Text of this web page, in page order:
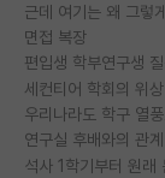
근데 여기는 왜 그렇
면접 복장
편입생 학부연구생
세컨티어 학회의 위상
연구실 후배와의 관계
석사 1학기부터 원래